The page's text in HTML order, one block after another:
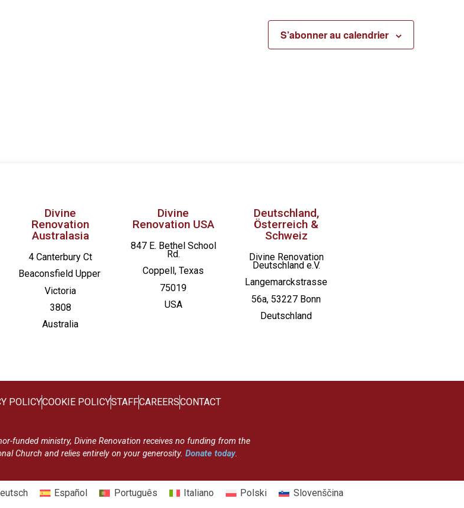
S’abonner au calendrier
Divine
Renovation
Australasia
4 Canterbury Ct
Beaconsfield Upper
Victoria
3808
Australia
Divine
Renovation USA
847 E. Bethel School
Rd.
Coppell, Texas
75019
USA
Deutschland,
Österreich &
Schweiz
Divine Renovation
Deutschland e.V.
Langemarckstrasse
56a, 53227 Bonn
Deutschland
POLICYCOOKIE POLICYSTAFFCAREERSCONTACT
funded ministry, Divine Renovation receives no funding from the
Church and relies entirely on your generosity. Donate today.
Español Português Italiano Polski Slovenščina